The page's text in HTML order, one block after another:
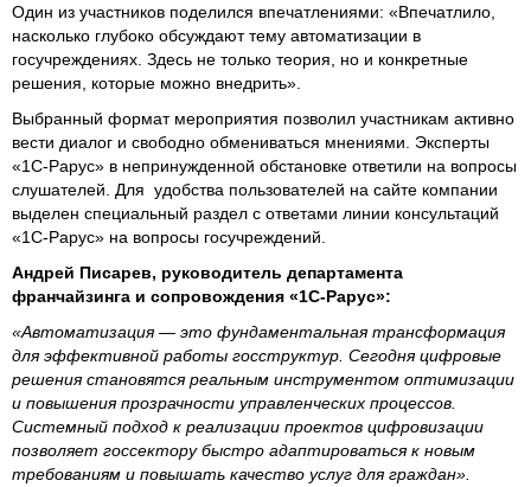
Один из участников поделился впечатлениями: «Впечатлило,
насколько глубоко обсуждают тему автоматизации в
госучреждениях. Здесь не только теория, но и конкретные
решения, которые можно внедрить».
Выбранный формат мероприятия позволил участникам активно
вести диалог и свободно обмениваться мнениями. Эксперты
«1С-Рарус» в непринужденной обстановке ответили на вопросы
слушателей. Для удобства пользователей на сайте компании
выделен специальный раздел с ответами линии консультаций
«1С-Рарус» на вопросы госучреждений.
Андрей Писарев, руководитель департамента
франчайзинга и сопровождения «1С-Рарус»:
«Автоматизация — это фундаментальная трансформация
для эффективной работы госструктур. Сегодня цифровые
решения становятся реальным инструментом оптимизации
и повышения прозрачности управленческих процессов.
Системный подход к реализации проектов цифровизации
позволяет госсектору быстро адаптироваться к новым
требованиям и повышать качество услуг для граждан».